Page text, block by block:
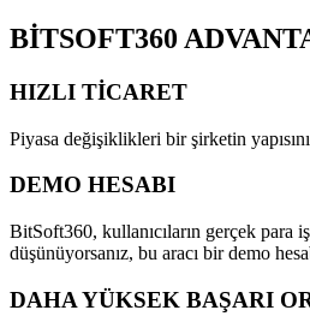
BITSOFT360
HIZLI TICARET
Piyasa değişiklikleri bir şirketin
DEMO HESABI
BitSoft360, kullanıcıların gerçek para
düşünüyorsanız, bu aracı bir demo
DAHA YÜKSEK BAŞARI